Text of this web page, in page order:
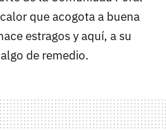
que acogota a buena
estragos y aquí, a su
de remedio.